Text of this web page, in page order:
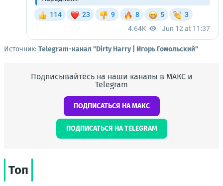
Источник: Telegram-канал "Dirty Harry | Игорь Гомольский"
Подписывайтесь на наши каналы в МАКС и
Telegram
ПОДПИСАТЬСЯ НА МАКС
ПОДПИСАТЬСЯ НА TELEGRAM
Топ